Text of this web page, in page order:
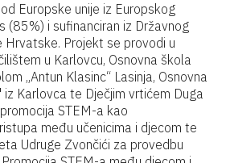
Europske unije iz Europskog
(85%) i sufinanciran iz Državnog
Hrvatske. Projekt se provodi u
u Karlovcu, Osnovna škola
„Antun Klasinc“ Lasinja, Osnovna
Karlovca te Dječjim vrtićem Duga
STEM-a kao
među učenicima i djecom te
Udruge Zvončići za provedbu